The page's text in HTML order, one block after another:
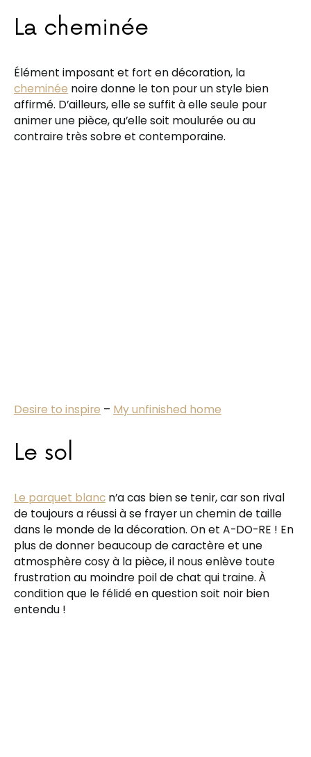
La cheminée
Élément imposant et fort en décoration, la
cheminée noire donne le ton pour un style bien
affirmé. D’ailleurs, elle se suffit à elle seule pour
animer une pièce, qu’elle soit moulurée ou au
contraire très sobre et contemporaine.
Desire to inspire – My unfinished home
Le sol
Le parquet blanc n’a cas bien se tenir, car son rival
de toujours a réussi à se frayer un chemin de taille
dans le monde de la décoration. On et A-DO-RE ! En
plus de donner beaucoup de caractère et une
atmosphère cosy à la pièce, il nous enlève toute
frustration au moindre poil de chat qui traine. À
condition que le félidé en question soit noir bien
entendu !